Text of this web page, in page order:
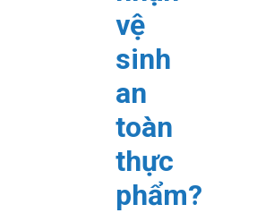
vệ
sinh
an
toàn
thực
phẩm?